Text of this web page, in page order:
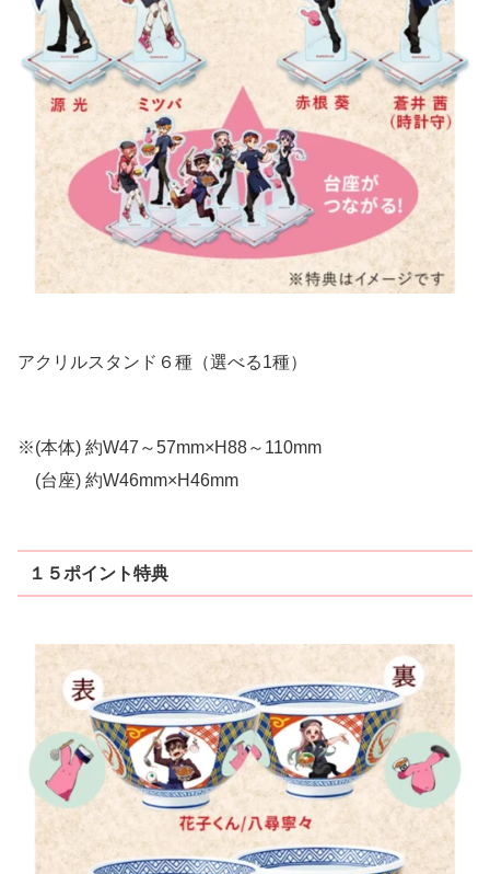
アクリルスタンド６種（選べる1種）
※(本体) 約W47～57mm×H88～110mm
(台座) 約W46mm×H46mm
１５ポイント特典